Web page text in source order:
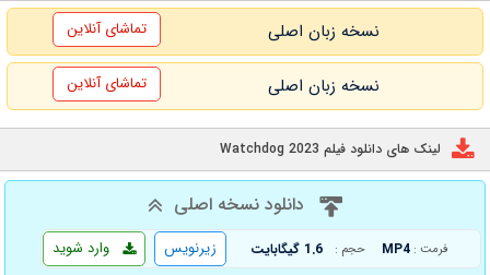
نسخه زبان اصلی تماشای آنلاین
نسخه زبان اصلی تماشای آنلاین
لینک های دانلود فیلم Watchdog 2023
دانلود نسخه اصلی
فرمت : MP4 حجم : 1.6 گیگابایت وارد شوید زیرنویس